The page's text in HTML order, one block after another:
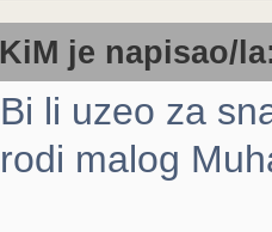
KiM je napisao/
Bi li uzeo za
rodi malog